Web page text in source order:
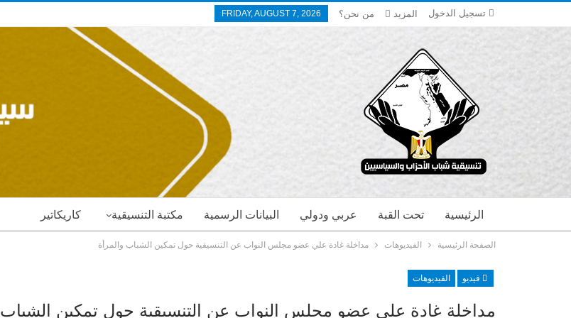
تسجيل الدخول FRIDAY, AUGUST 7, 2026 من نحن؟ المزيد
كاريكاتير مكتبة التنسيقية البيانات الرسمية عربي ودولي تحت القبة الرئيسية
الصفحة الرئيسية الفيديوهات مداخلة غادة علي عضو مجلس النواب عن التنسيقية حول تمكين الشباب والمرأة
فيديو الفيديوهات
مداخلة غادة علي عضو مجلس النواب عن التنسيقية حول تمكين الشباب